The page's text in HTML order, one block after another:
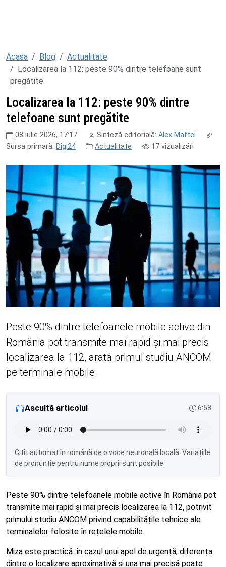
Acasa Blog
Actualitate
Localizarea la 112: peste 90% dintre telefoane sunt
pregătite
Localizarea la 112: peste 90% dintre
telefoane sunt pregătite
08 iulie 2026, 17:17 Sinteză editorială: Alex Maftei
Sursa primară: Digi24 Actualitate 17vizualizări
Peste 90% dintre telefoanele mobile active din
România pot transmite mai rapid și mai precis
localizarea la 112, arată primul studiu ANCOM
pe terminale mobile.
Ascultă articolul 6:58
Citit automat în română de o voce neuronală locală. Variațiile
de pronunție pentru nume proprii sunt posibile.
Peste 90% dintre telefoanele mobile active în România pot
transmite mai rapid și mai precis localizarea la 112, potrivit
primului studiu ANCOM privind capabilitățile tehnice ale
terminalelor folosite în rețelele mobile.
Miza este practică: în cazul unui apel de urgență, diferența
dintre o localizare aproximativă și una mai precisă poate